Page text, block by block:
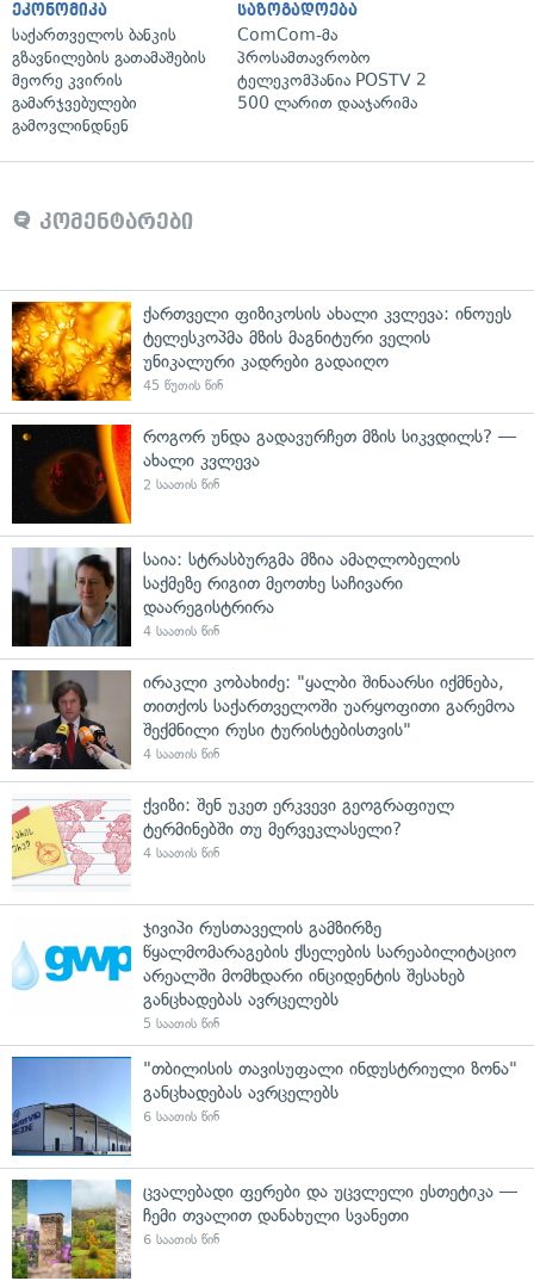
ეკონომიკა
საქართველოს ბანკის
გზავნილების გათამაშების
მეორე კვირის
გამარჯვებულები
გამოვლინდნენ
საზოგადოება
ComCom-მა
პროსამთავრობო
ტელეკომპანია POSTV 2
500 ლარით დააჯარიმა
კომენტარები
ქართველი ფიზიკოსის ახალი კვლევა: ინოუეს
ტელესკოპმა მზის მაგნიტური ველის
უნიკალური კადრები გადაიღო
45 წუთის წინ
როგორ უნდა გადავურჩეთ მზის სიკვდილს? —
ახალი კვლევა
2 საათის წინ
საია: სტრასბურგმა მზია ამაღლობელის
საქმეზე რიგით მეოთხე საჩივარი
დაარეგისტრირა
4 საათის წინ
ირაკლი კობახიძე: "ყალბი შინაარსი იქმნება,
თითქოს საქართველოში უარყოფითი გარემოა
შექმნილი რუსი ტურისტებისთვის"
4 საათის წინ
ქვიზი: შენ უკეთ ერკვევი გეოგრაფიულ
ტერმინებში თუ მერვეკლასელი?
4 საათის წინ
ჯივიპი რუსთაველის გამზირზე
წყალმომარაგების ქსელების სარეაბილიტაციო
არეალში მომხდარი ინციდენტის შესახებ
განცხადებას ავრცელებს
5 საათის წინ
"თბილისის თავისუფალი ინდუსტრიული ზონა"
განცხადებას ავრცელებს
6 საათის წინ
ცვალებადი ფერები და უცვლელი ესთეტიკა —
ჩემი თვალით დანახული სვანეთი
6 საათის წინ